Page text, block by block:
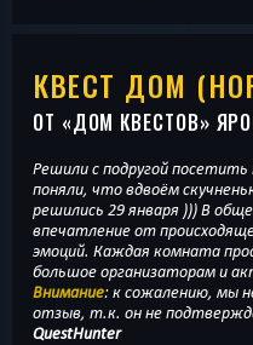
КВЕСТ ДОМ
ОТ «ДОМ КВЕСТОВ»
Решили с подругой посетить квест «Дом» в г. Ярославль,
поняли, что вдвоём
решились 29 января ))) В
впечатление от
эмоций. Каждая комната
большое организаторам и
Внимание: к сожалению, мы
отзыв, т.к. он не
QuestHunter